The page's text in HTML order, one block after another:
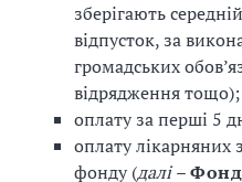
зберігають
відпусток, за
громадських
відрядження тощо);
оплату за перші 5
оплату лікарняних
фонду (далі–Фонд